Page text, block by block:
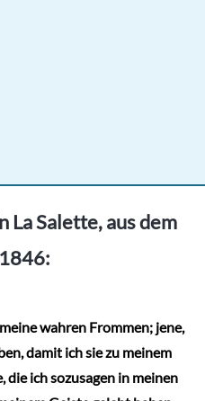
La Salette, aus dem
wahren Frommen; jene,
damit ich sie zu meinem
ich sozusagen in meinen